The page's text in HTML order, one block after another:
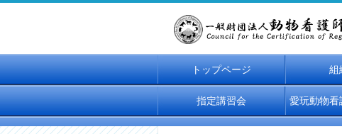
トップページ 組
指定講習会
愛玩動物看